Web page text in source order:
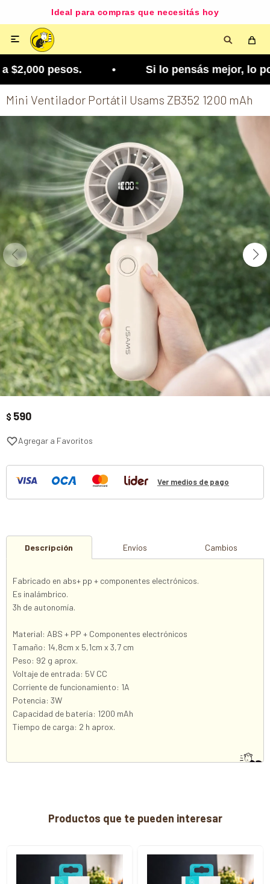
Ideal para compras que necesitás hoy

$2,000 pesos. • Si lo pensás mejor, lo
Mini Ventilador Portátil Usams ZB352 1200 mAh
$ 590
Ver medios de pago
Descripción Envíos Cambios
Fabricado en abs+ pp + componentes electrónicos.
Es inalámbrico.
3h de autonomía.
Material: ABS + PP + Componentes electrónicos
Tamaño: 14,8cm x 5,1cm x 3,7 cm
Peso: 92 g aprox.
Voltaje de entrada: 5V CC
Corriente de funcionamiento: 1A
Potencia: 3W
Capacidad de batería: 1200 mAh
Tiempo de carga: 2 h aprox.
Productos que te pueden interesar